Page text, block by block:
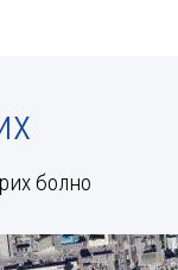
болно